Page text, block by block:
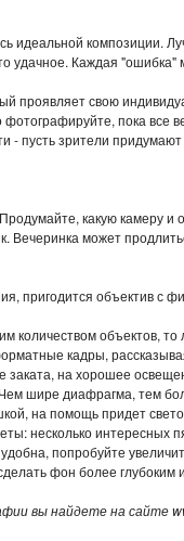
идеальной композиции.
удачное. Каждая
проявляет свою
фотографируйте, пока все
- пусть зрители
какую камеру
может
пригодится объектив с
количеством объектов,
кадры,
заката, на хорошее
шире диафрагма, тем
на помощь придет
несколько
попробуйте
фон более
вы найдете на сайте